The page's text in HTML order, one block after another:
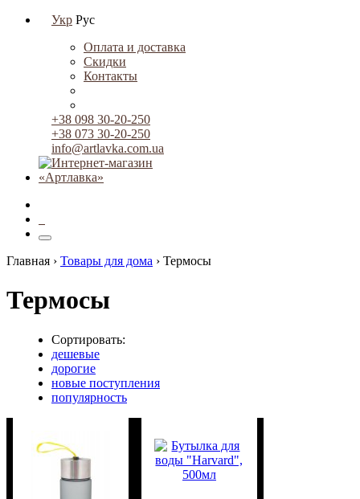
Укр Рус
Оплата и доставка
Скидки
Контакты
+38 098 30-20-250
+38 073 30-20-250
info@artlavka.com.ua
Главная › Товары для дома › Термосы
Термосы
Сортировать:
дешевые
дорогие
новые поступления
популярность